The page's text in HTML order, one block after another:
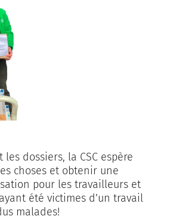
dossiers, la CSC espère
choses et obtenir une
pour les travailleurs et
été victimes d’un travail
malades!